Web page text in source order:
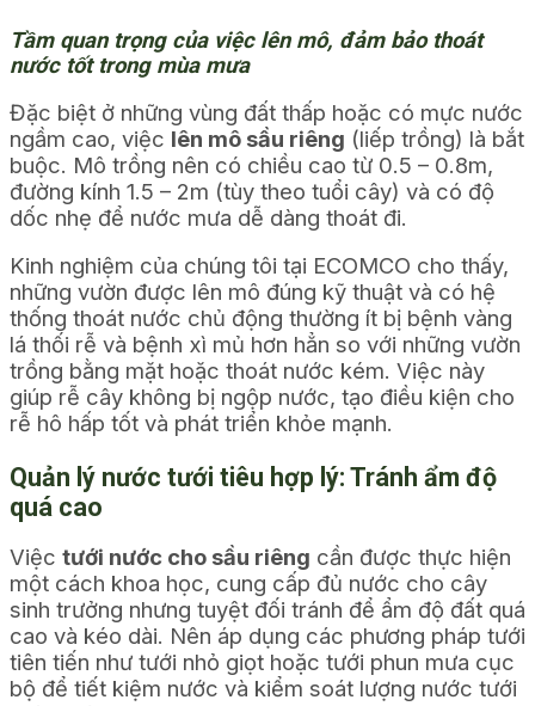
Tầm quan trọng của việc lên mô, đảm bảo thoát
nước tốt trong mùa mưa
Đặc biệt ở những vùng đất thấp hoặc có mực nước
ngầm cao, việc lên mô sầu riêng (liếp trồng) là bắt
buộc. Mô trồng nên có chiều cao từ 0.5 – 0.8m,
đường kính 1.5 – 2m (tùy theo tuổi cây) và có độ
dốc nhẹ để nước mưa dễ dàng thoát đi.
Kinh nghiệm của chúng tôi tại ECOMCO cho thấy,
những vườn được lên mô đúng kỹ thuật và có hệ
thống thoát nước chủ động thường ít bị bệnh vàng
lá thối rễ và bệnh xì mủ hơn hẳn so với những vườn
trồng bằng mặt hoặc thoát nước kém. Việc này
giúp rễ cây không bị ngộp nước, tạo điều kiện cho
rễ hô hấp tốt và phát triển khỏe mạnh.
Quản lý nước tưới tiêu hợp lý: Tránh ẩm độ
quá cao
Việc tưới nước cho sầu riêng cần được thực hiện
một cách khoa học, cung cấp đủ nước cho cây
sinh trưởng nhưng tuyệt đối tránh để ẩm độ đất quá
cao và kéo dài. Nên áp dụng các phương pháp tưới
tiên tiến như tưới nhỏ giọt hoặc tưới phun mưa cục
bộ để tiết kiệm nước và kiểm soát lượng nước tưới